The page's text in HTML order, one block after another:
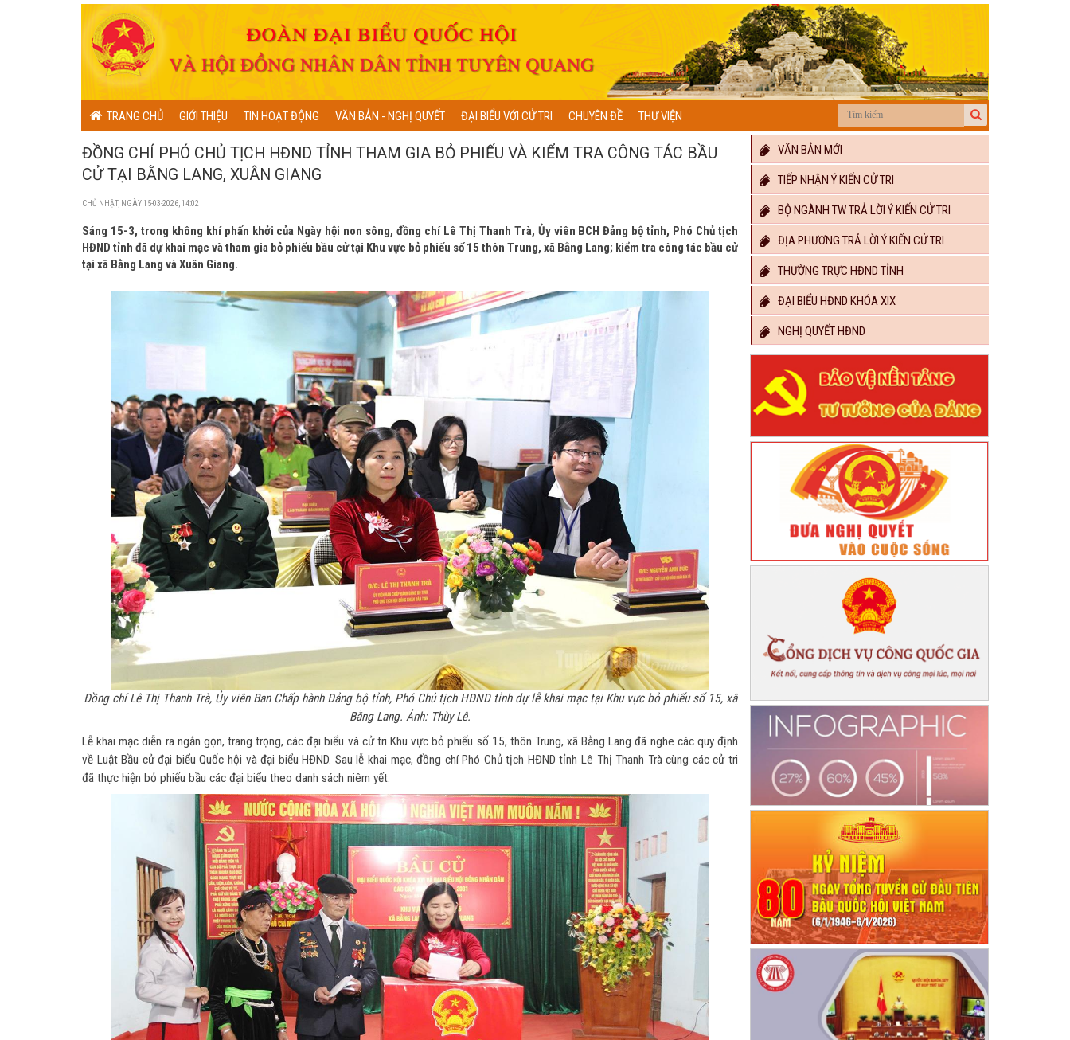
TRANG CHỦ GIỚI THIỆU TIN HOẠT ĐỘNG VĂN BẢN - NGHỊ QUYẾT ĐẠI BIỂU VỚI CỬ TRI CHUYÊN ĐỀ THƯ VIỆN
ĐỒNG CHÍ PHÓ CHỦ TỊCH HĐND TỈNH THAM GIA BỎ PHIẾU VÀ KIỂM TRA CÔNG TÁC BẦU
CỬ TẠI BẰNG LANG, XUÂN GIANG
CHỦ NHẬT, NGÀY 15-03-2026, 14:02
Sáng 15-3, trong không khí phấn khởi của Ngày hội non sông, đồng chí Lê Thị Thanh Trà, Ủy viên BCH Đảng bộ tỉnh, Phó Chủ tịch
HĐND tỉnh đã dự khai mạc và tham gia bỏ phiếu bầu cử tại Khu vực bỏ phiếu số 15 thôn Trung, xã Bằng Lang; kiểm tra công tác bầu cử
tại xã Bằng Lang và Xuân Giang.
Đồng chí Lê Thị Thanh Trà, Ủy viên Ban Chấp hành Đảng bộ tỉnh, Phó Chủ tịch HĐND tỉnh dự lễ khai mạc tại Khu vực bỏ phiếu số 15, xã
Bằng Lang. Ảnh: Thùy Lê.
Lễ khai mạc diễn ra ngắn gọn, trang trọng, các đại biểu và cử tri Khu vực bỏ phiếu số 15, thôn Trung, xã Bằng Lang đã nghe các quy định
về Luật Bầu cử đại biểu Quốc hội và đại biểu HĐND. Sau lễ khai mạc, đồng chí Phó Chủ tịch HĐND tỉnh Lê Thị Thanh Trà cùng các cử tri
đã thực hiện bỏ phiếu bầu các đại biểu theo danh sách niêm yết.
VĂN BẢN MỚI
TIẾP NHẬN Ý KIẾN CỬ TRI
BỘ NGÀNH TW TRẢ LỜI Ý KIẾN CỬ TRI
ĐỊA PHƯƠNG TRẢ LỜI Ý KIẾN CỬ TRI
THƯỜNG TRỰC HĐND TỈNH
ĐẠI BIỂU HĐND KHÓA XIX
NGHỊ QUYẾT HĐND